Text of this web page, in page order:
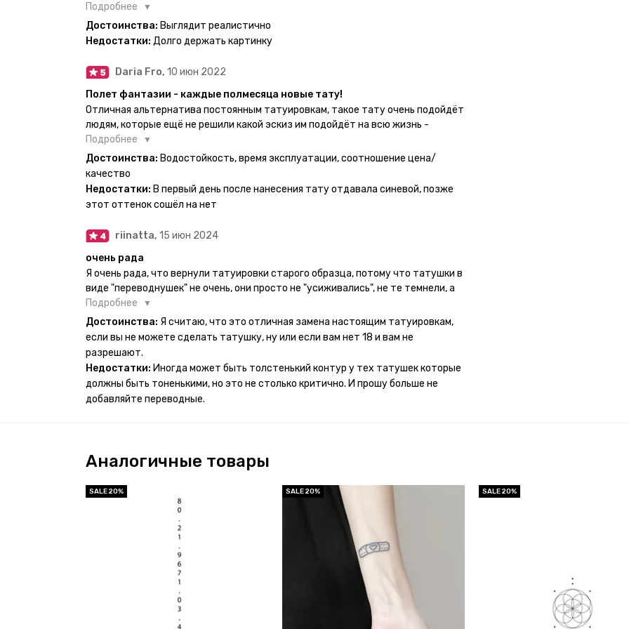
есть такая возможность. Муж смог сделать тату в нескольких местах одной
картинкой).
Подробнее
Достоинства: Выглядит реалистично
Недостатки: Долго держать картинку
Daria Fro, 10 июн 2022
Полет фантазии - каждые полмесяца новые тату!
Отличная альтернатива постоянным татуировкам, такое тату очень подойдёт
людям, которые ещё не решили какой эскиз им подойдёт на всю жизнь -
продукт еверинк держится на теле до 2 недель - после нанесения не нужно
бояться мочить такие тату, вода их так просто не смоет. К рисункам
прикладывается инструкция, но я предпочла другой способ нанесения -
оставила наклейку на теле на ночь, чтобы точно перестраховаться - на утро
эффект сразу же проявился. На неподвижных частях тела тату носится
рисунок начнёт стираться - водой спокойно можно убрать оставшийся контур.
Подробнее
Достоинства: Водостойкость, время эксплуатации, соотношение цена/
качество
Недостатки: В первый день после нанесения тату отдавала синевой, позже
этот оттенок сошёл на нет
riinatta, 15 июн 2024
очень рада
Я очень рада, что вернули татуировки старого образца, потому что татушки в
виде "переводнушек" не очень, они просто не "усиживались", не те темнели, а
после душа вообще слазили, вот недавно сделала фризби дог и он через сутки
проявился и все ещё держится!! ну а 4 звезды потому что у меня ещё очень
много переводных татуировок(
Подробнее
Достоинства: Я считаю, что это отличная замена настоящим татуировкам,
если вы не можете сделать татушку, ну или если вам нет 18 и вам не
разрешают.
Недостатки: Иногда может быть толстенький контур у тех татушек которые
должны быть тоненькими, но это не столько критично. И прошу больше не
добавляйте переводные.
Аналогичные товары
SALE 20% SALE 20% SALE 20%